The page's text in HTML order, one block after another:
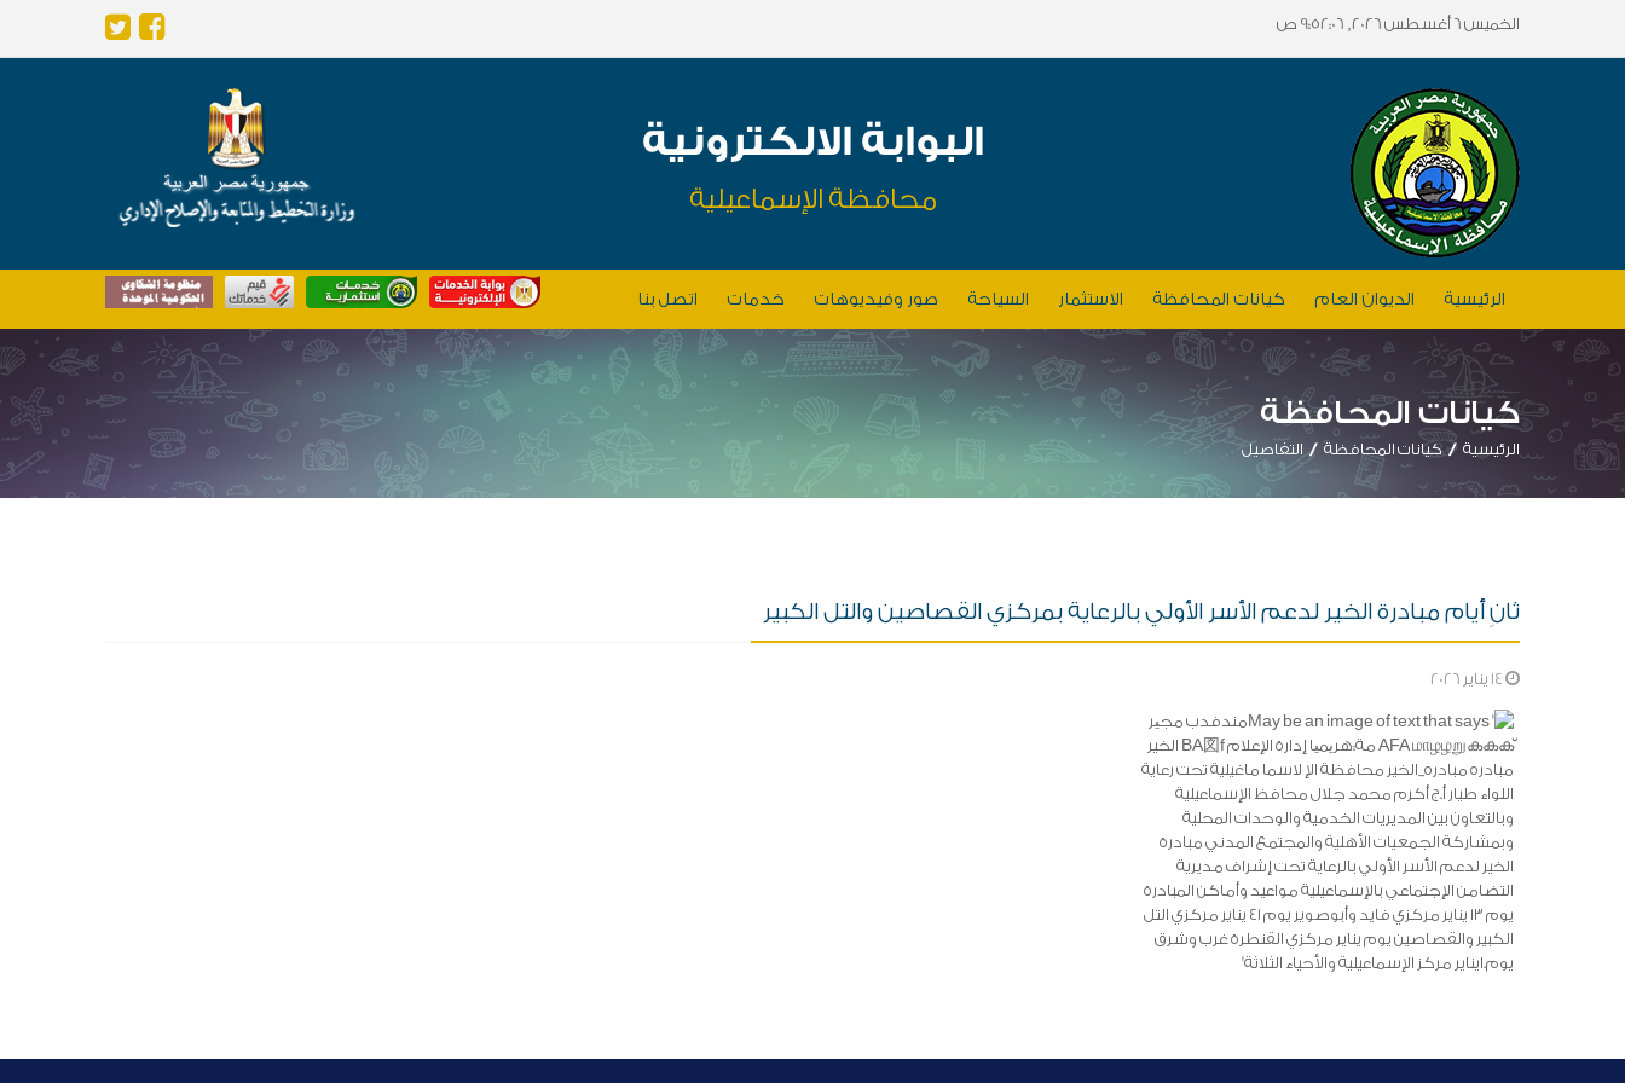
الخميس 6 أغسطس 2026, 9:52:06 ص
البوابة الالكترونية
محافظة الإسماعيلية
الرئيسية الديوان العام كيانات المحافظة الاستثمار السياحة صور وفيديوهات خدمات اتصل بنا
كيانات المحافظة
الرئيسية كيانات المحافظة التفاصيل
ثانِ أيام مبادرة الخير لدعم الأسر الأولي بالرعاية بمركزي القصاصين والتل الكبير